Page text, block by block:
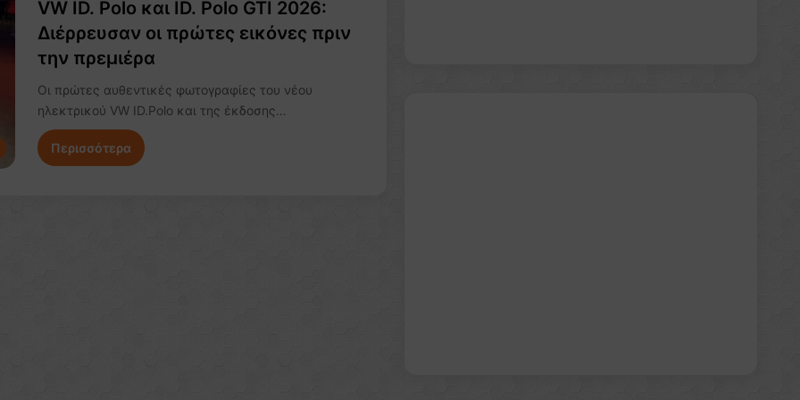
VW ID. Polo και ID. Polo GTI 2026:
Διέρρευσαν οι πρώτες εικόνες πριν
την πρεμιέρα
Οι πρώτες αυθεντικές φωτογραφίες του νέου
ηλεκτρικού VW ID.Polo και της έκδοσης…
Περισσότερα